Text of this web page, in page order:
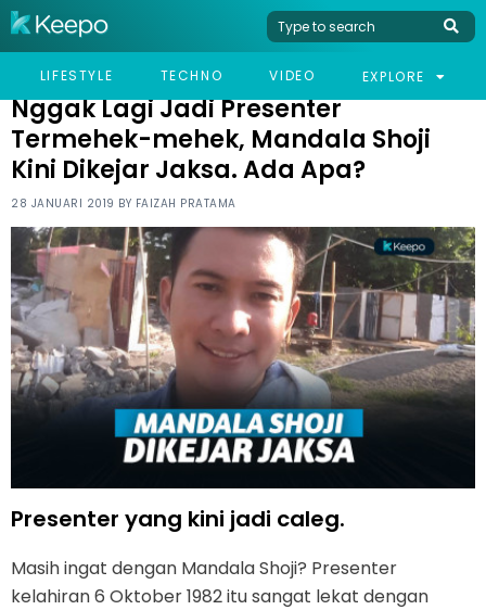
LIFESTYLE TECHNO VIDEO EXPLORE
HOME CELEB
NGGAK LAGI JADI PRESENTER TERMEHEK-MEHEK, MANDALA SHOJI
Nggak Lagi Jadi Presenter
Termehek-mehek, Mandala Shoji
Kini Dikejar Jaksa. Ada Apa?
28 JANUARI 2019 BY FAIZAH PRATAMA
Presenter yang kini jadi caleg.
Masih ingat dengan Mandala Shoji? Presenter
kelahiran 6 Oktober 1982 itu sangat lekat dengan